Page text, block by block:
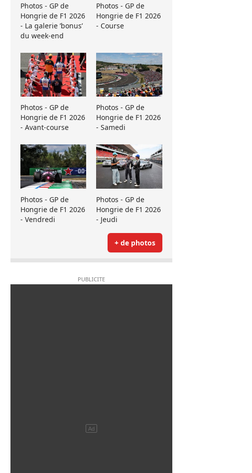
Photos - GP de
Hongrie de F1 2026
- La galerie ’bonus’
du week-end
Photos - GP de
Hongrie de F1 2026
- Course
Photos - GP de
Hongrie de F1 2026
- Avant-course
Photos - GP de
Hongrie de F1 2026
- Samedi
Photos - GP de
Hongrie de F1 2026
- Vendredi
Photos - GP de
Hongrie de F1 2026
- Jeudi
+ de photos